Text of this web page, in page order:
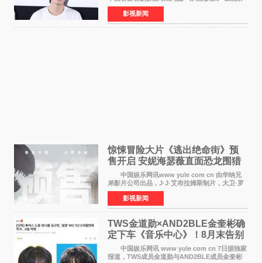
举办电影首映礼。导演程腾、联合导演黄珉、总
制片人曹紫建、制片人李莹莹，配音导演张喆，
对白指导程寅，领
影视新闻
惊悚冒险大片《逃出绝命街》预
售开启 安妮海瑟薇直面恐龙围猎
中国娱乐网讯www yule com cn 由华纳兄
弟影片公司出品，J·J·艾布拉姆斯制片，大卫·罗
伯特·米切尔执导，好莱坞巨星安妮·海瑟薇和伊万
·麦克格雷格领衔主演的2026暑期惊悚冒险大片
《逃出绝
影视新闻
TWS金道勋×AND2BLE金奎彬确
定下车《音乐中心》！8月末告别
MC席位
中国娱乐网讯 www yule com cn 7日据独家
报道，TWS成员金道勋与AND2BLE成员金奎彬